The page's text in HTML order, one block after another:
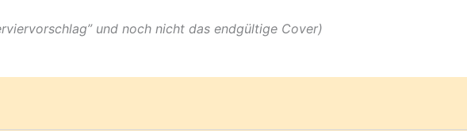
und noch nicht das endgültige Cover)